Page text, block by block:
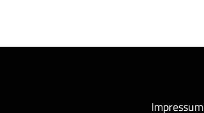
Impressum